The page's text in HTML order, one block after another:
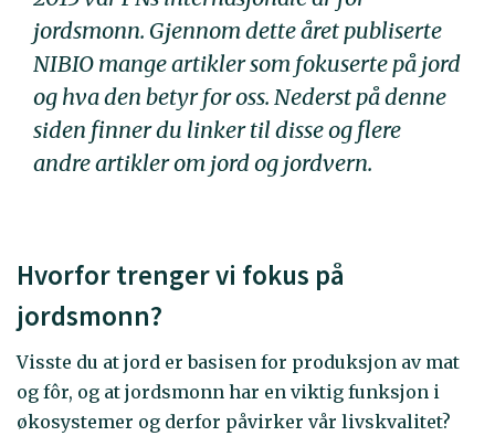
jordsmonn. Gjennom dette året publiserte
NIBIO mange artikler som fokuserte på jord
og hva den betyr for oss. Nederst på denne
siden finner du linker til disse og flere
andre artikler om jord og jordvern.
Hvorfor trenger vi fokus på
jordsmonn?
Visste du at jord er basisen for produksjon av mat
og fôr, og at jordsmonn har en viktig funksjon i
økosystemer og derfor påvirker vår livskvalitet?